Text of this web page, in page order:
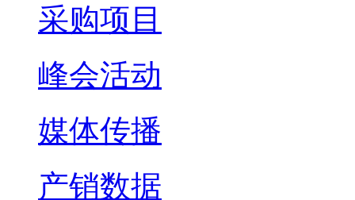
采购项目
峰会活动
媒体传播
产销数据